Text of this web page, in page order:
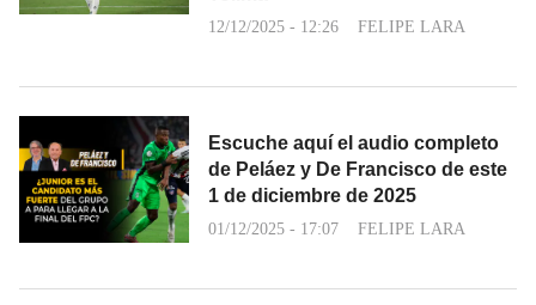
12/12/2025 - 12:26 FELIPE LARA
Escuche aquí el audio completo
de Peláez y De Francisco de este
1 de diciembre de 2025
01/12/2025 - 17:07 FELIPE LARA